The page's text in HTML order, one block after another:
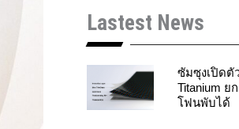
e
b
o
b
Lastest News
ซัมซุงเปิดตั
Titanium ย
โฟนพับได้